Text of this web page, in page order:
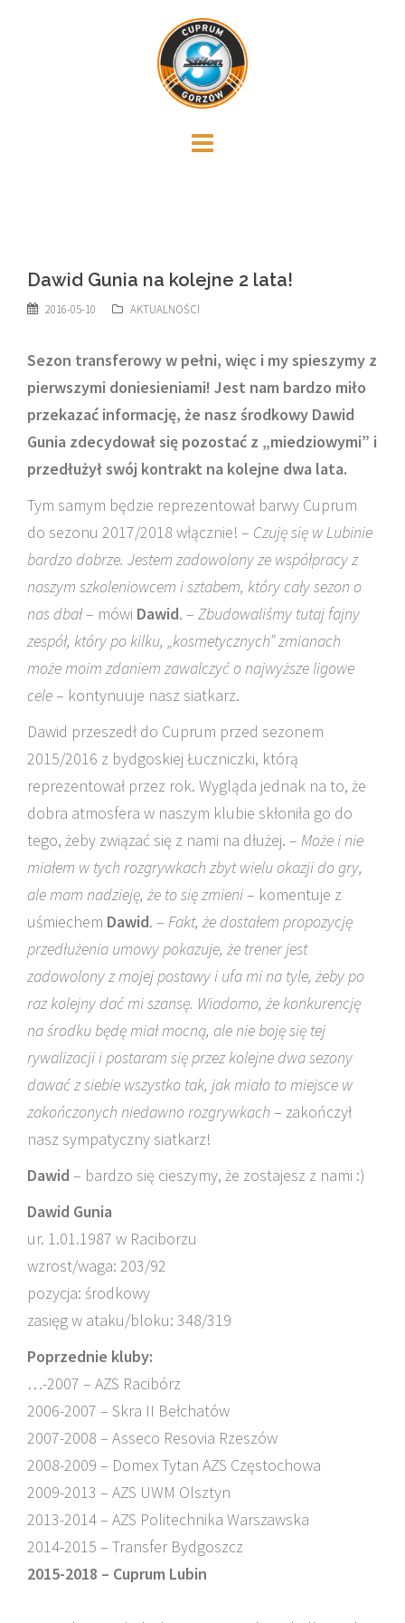
Dawid Gunia na kolejne 2 lata!
2016-05-10 AKTUALNOŚCI
Sezon transferowy w pełni, więc i my spieszymy z
pierwszymi doniesieniami! Jest nam bardzo miło
przekazać informację, że nasz środkowy Dawid
Gunia zdecydował się pozostać z „miedziowymi” i
przedłużył swój kontrakt na kolejne dwa lata.
Tym samym będzie reprezentował barwy Cuprum
do sezonu 2017/2018 włącznie! – Czuję się w Lubinie
bardzo dobrze. Jestem zadowolony ze współpracy z
naszym szkoleniowcem i sztabem, który cały sezon o
nas dbał– mówi Dawid. – Zbudowaliśmy tutaj fajny
zespół, który po kilku, „kosmetycznych” zmianach
może moim zdaniem zawalczyć o najwyższe ligowe
cele– kontynuuje nasz siatkarz.
Dawid przeszedł do Cuprum przed sezonem
2015/2016 z bydgoskiej Łuczniczki, którą
reprezentował przez rok. Wygląda jednak na to, że
dobra atmosfera w naszym klubie skłoniła go do
tego, żeby związać się z nami na dłużej. – Może i nie
miałem w tych rozgrywkach zbyt wielu okazji do gry,
ale mam nadzieję, że to się zmieni– komentuje z
uśmiechem Dawid. – Fakt, że dostałem propozycję
przedłużenia umowy pokazuje, że trener jest
zadowolony z mojej postawy i ufa mi na tyle, żeby po
raz kolejny dać mi szansę. Wiadomo, że konkurencję
na środku będę miał mocną, ale nie boję się tej
rywalizacji i postaram się przez kolejne dwa sezony
dawać z siebie wszystko tak, jak miało to miejsce w
zakończonych niedawno rozgrywkach – zakończył
nasz sympatyczny siatkarz!
Dawid – bardzo się cieszymy, że zostajesz z nami :)
Dawid Gunia
ur. 1.01.1987 w Raciborzu
wzrost/waga: 203/92
pozycja: środkowy
zasięg w ataku/bloku: 348/319
Poprzednie kluby:
…-2007 – AZS Racibórz
2006-2007 – Skra II Bełchatów
2007-2008 – Asseco Resovia Rzeszów
2008-2009 – Domex Tytan AZS Częstochowa
2009-2013 – AZS UWM Olsztyn
2013-2014 – AZS Politechnika Warszawska
2014-2015 – Transfer Bydgoszcz
2015-2018 – Cuprum Lubin